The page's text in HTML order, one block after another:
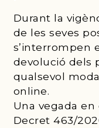
Durant la
de les seves
s’interrompen
devolució dels
qualsevol
online.
Una vegada
Decret 463/